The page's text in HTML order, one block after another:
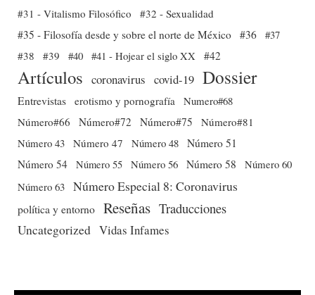
#31 - Vitalismo Filosófico
#32 - Sexualidad
#35 - Filosofía desde y sobre el norte de México #36 #37
#38
#39 #40 #41 - Hojear el siglo XX #42
Artículos coronavirus covid-19 Dossier
Entrevistas erotismo y pornografía
Numero#68
Número#66
Número#72 Número#75
Número#81
Número 43 Número 47 Número 48 Número 51
Número 54 Número 55 Número 56 Número 58
Número 60
Número 63 Número Especial 8: Coronavirus
política y entorno Reseñas Traducciones
Uncategorized Vidas Infames